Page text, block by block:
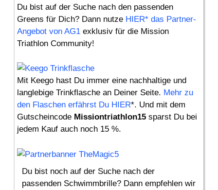
Du bist auf der Suche nach den passenden
Greens für Dich? Dann nutze HIER* das Partner-
Angebot von AG1 exklusiv für die Mission
Triathlon Community!
Mit Keego hast Du immer eine nachhaltige und
langlebige Trinkflasche an Deiner Seite. Mehr zu
den Flaschen erfährst Du HIER*. Und mit dem
Gutscheincode Missiontriathlon15 sparst Du bei
jedem Kauf auch noch 15 %.
Du bist noch auf der Suche nach der
passenden Schwimmbrille? Dann empfehlen wir